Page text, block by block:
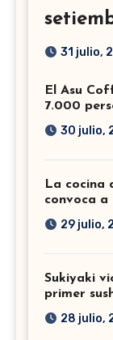
31 julio,
El Asu
7.000
30 julio,
La cocina
convoca a
29 julio,
Sukiyaki
primer
28 julio,